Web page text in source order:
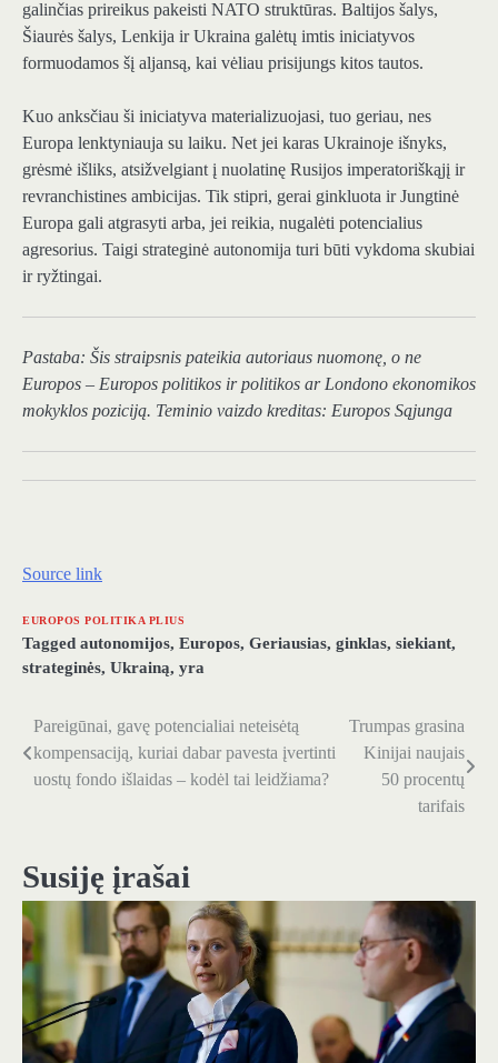
galinčias prireikus pakeisti NATO struktūras. Baltijos šalys,
Šiaurės šalys, Lenkija ir Ukraina galėtų imtis iniciatyvos
formuodamos šį aljansą, kai vėliau prisijungs kitos tautos.
Kuo anksčiau ši iniciatyva materializuojasi, tuo geriau, nes
Europa lenktyniauja su laiku. Net jei karas Ukrainoje išnyks,
grėsmė išliks, atsižvelgiant į nuolatinę Rusijos imperatoriškąjį ir
revranchistines ambicijas. Tik stipri, gerai ginkluota ir Jungtinė
Europa gali atgrasyti arba, jei reikia, nugalėti potencialius
agresorius. Taigi strateginė autonomija turi būti vykdoma skubiai
ir ryžtingai.
Pastaba: Šis straipsnis pateikia autoriaus nuomonę, o ne
Europos – Europos politikos ir politikos ar Londono ekonomikos
mokyklos poziciją. Teminio vaizdo kreditas: Europos Sąjunga
Source link
EUROPOS POLITIKA PLIUS
Tagged autonomijos, Europos, Geriausias, ginklas, siekiant,
strateginės, Ukrainą, yra
Navigacija
tarp
Pareigūnai, gavę potencialiai neteisėtą
kompensaciją, kuriai dabar pavesta įvertinti
uostų fondo išlaidas – kodėl tai leidžiama?
Trumpas grasina
Kinijai naujais
50 procentų
tarifais
Susiję įrašai